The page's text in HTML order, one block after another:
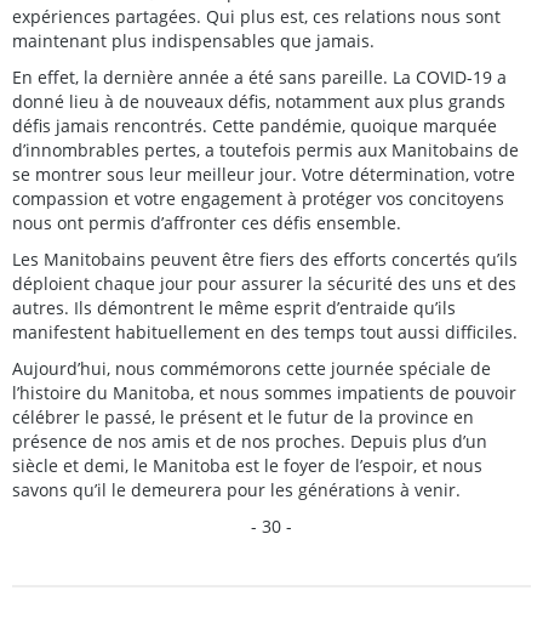
expériences partagées. Qui plus est, ces relations nous sont
maintenant plus indispensables que jamais.
En effet, la dernière année a été sans pareille. La COVID-19 a
donné lieu à de nouveaux défis, notamment aux plus grands
défis jamais rencontrés. Cette pandémie, quoique marquée
d’innombrables pertes, a toutefois permis aux Manitobains de
se montrer sous leur meilleur jour. Votre détermination, votre
compassion et votre engagement à protéger vos concitoyens
nous ont permis d’affronter ces défis ensemble.
Les Manitobains peuvent être fiers des efforts concertés qu’ils
déploient chaque jour pour assurer la sécurité des uns et des
autres. Ils démontrent le même esprit d’entraide qu’ils
manifestent habituellement en des temps tout aussi difficiles.
Aujourd’hui, nous commémorons cette journée spéciale de
l’histoire du Manitoba, et nous sommes impatients de pouvoir
célébrer le passé, le présent et le futur de la province en
présence de nos amis et de nos proches. Depuis plus d’un
siècle et demi, le Manitoba est le foyer de l’espoir, et nous
savons qu’il le demeurera pour les générations à venir.
- 30 -